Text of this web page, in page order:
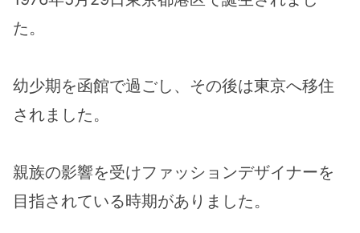
た。
幼少期を函館で過ごし、その後は東京へ移住
されました。
親族の影響を受けファッションデザイナーを
目指されている時期がありました。